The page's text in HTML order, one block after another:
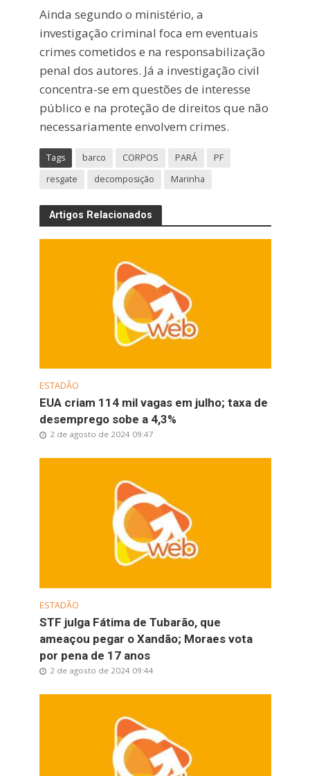
Ainda segundo o ministério, a
investigação criminal foca em eventuais
crimes cometidos e na responsabilização
penal dos autores. Já a investigação civil
concentra-se em questões de interesse
público e na proteção de direitos que não
necessariamente envolvem crimes.
Tags barco CORPOS PARÁ
PF
resgate
decomposição Marinha
Artigos Relacionados
ESTADÃO
EUA criam 114 mil vagas em julho; taxa de
desemprego sobe a 4,3%
2 de agosto de 2024 09:47
ESTADÃO
STF julga Fátima de Tubarão, que
ameaçou pegar o Xandão; Moraes vota
por pena de 17 anos
2 de agosto de 2024 09:44